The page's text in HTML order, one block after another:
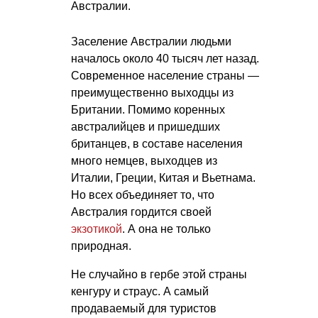
Австралии.
Заселение Австралии людьми
началось около 40 тысяч лет назад.
Современное население страны —
преимущественно выходцы из
Британии. Помимо коренных
австралийцев и пришедших
британцев, в составе населения
много немцев, выходцев из
Италии, Греции, Китая и Вьетнама.
Но всех объединяет то, что
Австралия гордится своей
экзотикой. А она не только
природная.
Не случайно в гербе этой страны
кенгуру и страус. А самый
продаваемый для туристов